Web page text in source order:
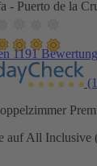
- Puerto de la
1191
auf All Inclusive